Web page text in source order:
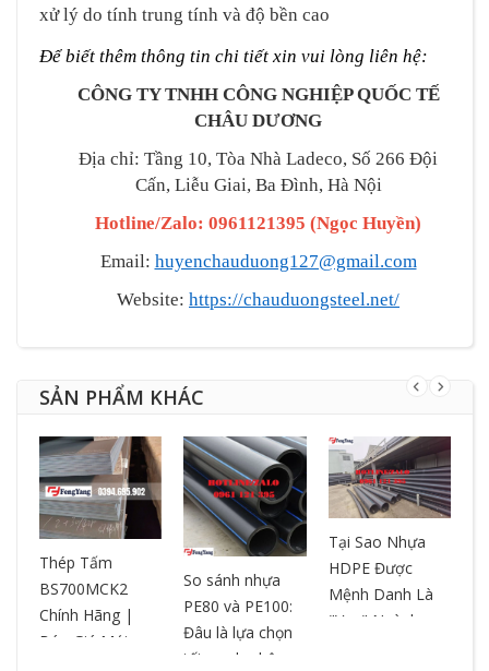
xử lý do tính trung tính và độ bền cao
Để biết thêm thông tin chi tiết xin vui lòng liên hệ:
CÔNG TY TNHH CÔNG NGHIỆP QUỐC TẾ
CHÂU DƯƠNG
Địa chỉ: Tầng 10, Tòa Nhà Ladeco, Số 266 Đội
Cấn, Liễu Giai, Ba Đình, Hà Nội
Hotline/Zalo: 0961121395 (Ngọc Huyền)
Email: huyenchauduong127@gmail.com
Website: https://chauduongsteel.net/
SẢN PHẨM KHÁC
Thép Tấm
BS700MCK2
Chính Hãng |
Báo Giá Mới
So sánh nhựa
PE80 và PE100:
Đâu là lựa chọn
tối ưu cho hệ
Tại Sao Nhựa
HDPE Được
Mệnh Danh Là
"Vua" Ngành